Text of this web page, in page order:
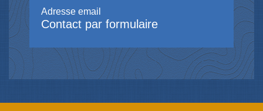
Adresse email
Contact par formulaire